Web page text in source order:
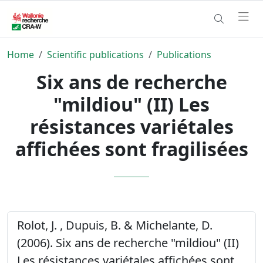
Home Scientific publications Publications
Six ans de recherche
"mildiou" (II) Les
résistances variétales
affichées sont fragilisées
Rolot, J. , Dupuis, B. & Michelante, D.
(2006). Six ans de recherche "mildiou" (II)